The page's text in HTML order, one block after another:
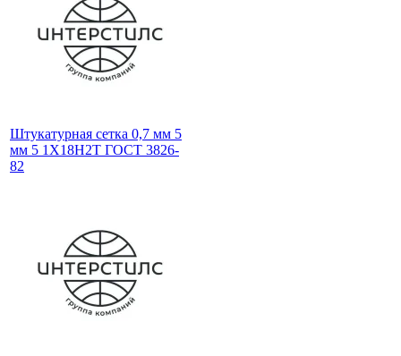
Штукатурная сетка 0,7 мм 5
мм 5 1Х18Н2Т ГОСТ 3826-
82